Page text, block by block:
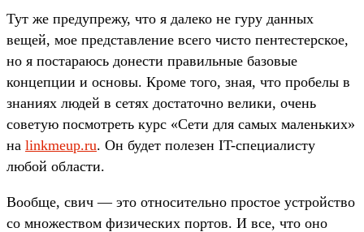
Тут же предупрежу, что я далеко не гуру данных
вещей, мое представление всего чисто пентестерское,
но я постараюсь донести правильные базовые
концепции и основы. Кроме того, зная, что пробелы в
знаниях людей в сетях достаточно велики, очень
советую посмотреть курс «Сети для самых маленьких»
на linkmeup.ru. Он будет полезен IT-специалисту
любой области.
Вообще, свич — это относительно простое устройство
со множеством физических портов. И все, что оно